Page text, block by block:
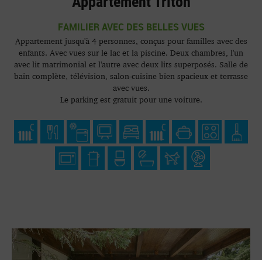
FAMILIER AVEC DES BELLES VUES
Appartement jusqu'à 4 personnes, conçus pour familles avec des
enfants. Avec vues sur le lac et la piscine. Deux chambres, l'un
avec lit matrimonial et l'autre avec deux lits superposés. Salle de
bain complète, télévision, salon-cuisine bien spacieux et terrasse
avec vues.
Le parking est gratuit pour une voiture.